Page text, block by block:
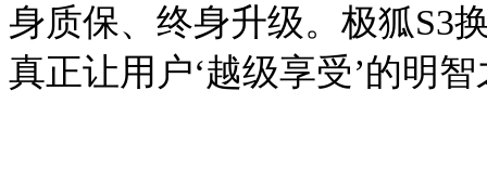
身质保、终身升级。极狐S3
真正让用户‘越级享受’的明智